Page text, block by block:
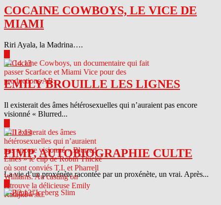
COCAINE COWBOYS, LE VICE DE
MIAMI
Riri Ayala, la Madrina….
04.14.13
EMILY BROUILLE LES LIGNES
Il existerait des âmes hétérosexuelles qui n’auraient pas encore
visionné « Blurred...
04.13.13
PIMP, AUTOBIOGRAPHIE CULTE
La vie d’un proxénète racontée par un proxénète, un vrai. Après...
04.12.13